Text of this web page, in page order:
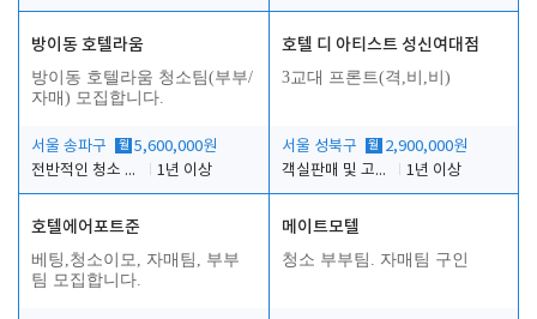
방이동 호텔라움
방이동 호텔라움 청소팀(부부/
자매) 모집합니다.
서울 송파구 월 5,600,000원
전반적인 청소 업무(객실청소.객실정리)
1년 이상
호텔 디 아티스트 성신여대점
3교대 프론트(격,비,비)
서울 성북구 월 2,900,000원
객실판매 및 고객응대
1년 이상
호텔에어포트준
베팅,청소이모, 자매팀, 부부
팀 모집합니다.
메이트모텔
청소 부부팀. 자매팀 구인